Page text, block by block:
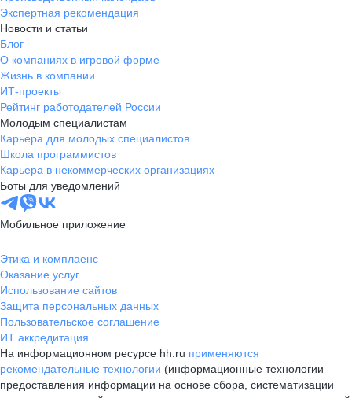
Экспертная рекомендация
Новости и статьи
Блог
О компаниях в игровой форме
Жизнь в компании
ИТ-проекты
Рейтинг работодателей России
Молодым специалистам
Карьера для молодых специалистов
Школа программистов
Карьера в некоммерческих организациях
Боты для уведомлений
Мобильное приложение
Этика и комплаенс
Оказание услуг
Использование сайтов
Защита персональных данных
Пользовательское соглашение
ИТ аккредитация
На информационном ресурсе hh.ru применяются
рекомендательные технологии (информационные технологии
предоставления информации на основе сбора, систематизации